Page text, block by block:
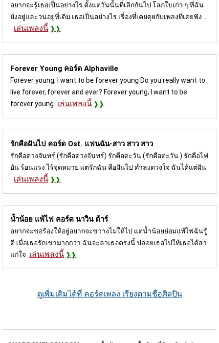
อยากจะรู้เธอเป็นอย่างไร ตั้งแต่วันนั้นที่เลิกกันไป โลกใบเก่า ๆ ที่ฉัน
ยังอยู่และวนอยู่ที่เดิม เธอเป็นอย่างไร เรื่องที่เคยคุยกับเพลงที่เคยฟัง ...
เล่นเพลงนี้
Forever Young คอร์ด Alphaville
Forever young, I want to be forever young Do you really want to
live forever, forever and ever? Forever young, I want to be
forever young เล่นเพลงนี้
รักคือฝันไป คอร์ด Ost. แฟนฉัน-สาว สาว สาว
รักคือดวงจันทร์ (รักคือดวงจันทร์) รักคือตะวัน (รักคือตะวัน ) รักคือไฟ
อัน ร้อนแรง ไร้จุดหมาย แต่รักฉัน คือฝันไป ค่ำลงดวงใจ ฉันได้แต่ฝัน
เล่นเพลงนี้
น้ำน้อย แพ้ไฟ คอร์ด นาวิน ต้าร์
อยากจะขอร้องให้อยู่อยากจะขวางไม่ให้ไป แต่น้ำน้อยย่อมแพ้ไฟฉันรู้
ดี เมื่อเธอรักเขามากกว่า ฉันจะลาเธอตรงนี้ ปล่อยเธอไปให้เธอได้สา
แก่ใจ เล่นเพลงนี้
ดูเพิ่มเติมได้ที่ คอร์ดเพลง เรียงตามชื่อศิลปิน